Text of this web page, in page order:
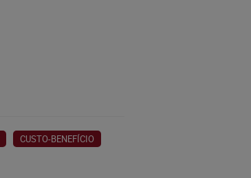
CUSTO-BENEFÍCIO